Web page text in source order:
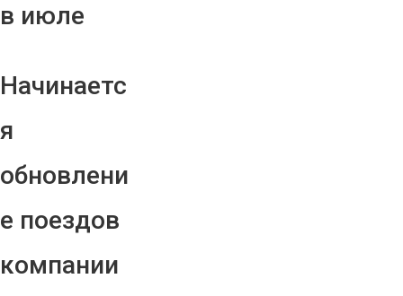
в июле
Начинаетс
я
обновлени
е поездов
компании